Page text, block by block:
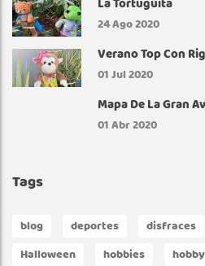
24Ago 2020
Verano Top Con
01Jul 2020
Mapa De La Gran
01Abr 2020
Tags
blog deportes disfraces
Halloween
hobbies hobby